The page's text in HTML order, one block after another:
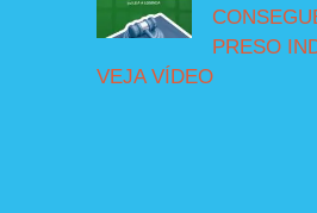
PRESO
VEJA VÍDEO